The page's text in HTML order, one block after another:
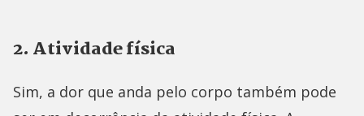
2. Atividade física
Sim, a dor que anda pelo corpo também pode